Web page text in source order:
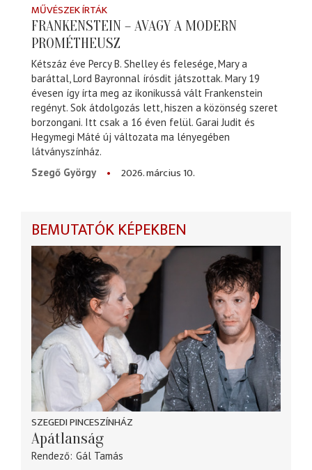
MŰVÉSZEK ÍRTÁK
FRANKENSTEIN – AVAGY A MODERN
PROMÉTHEUSZ
Kétszáz éve Percy B. Shelley és felesége, Mary a
baráttal, Lord Bayronnal írósdit játszottak. Mary 19
évesen így írta meg az ikonikussá vált Frankenstein
regényt. Sok átdolgozás lett, hiszen a közönség szeret
borzongani. Itt csak a 16 éven felül. Garai Judit és
Hegymegi Máté új változata ma lényegében
látványszínház.
Szegő György
2026. március 10.
BEMUTATÓK KÉPEKBEN
SZEGEDI PINCESZÍNHÁZ
Apátlanság
Rendező Gál Tamás